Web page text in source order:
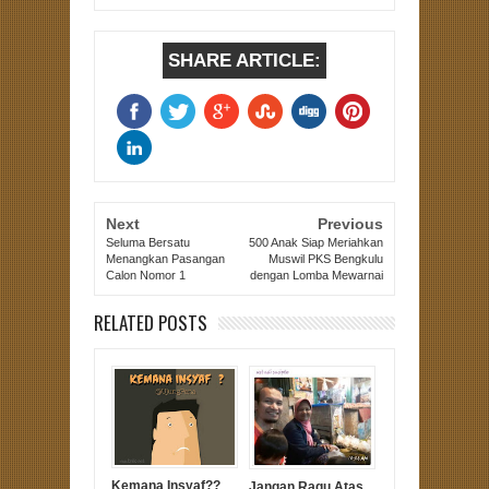
SHARE ARTICLE:
Next
Seluma Bersatu
Menangkan Pasangan
Calon Nomor 1
Previous
500 Anak Siap Meriahkan
Muswil PKS Bengkulu
dengan Lomba Mewarnai
RELATED POSTS
Kemana Insyaf??